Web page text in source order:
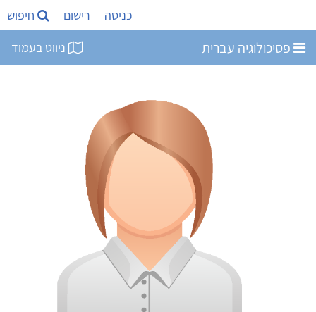
כניסה רישום חיפוש
פסיכולוגיה עברית ניווט בעמוד